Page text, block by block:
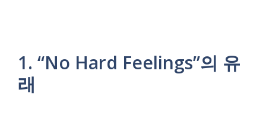
1. “No Hard Feelings”의 유
래